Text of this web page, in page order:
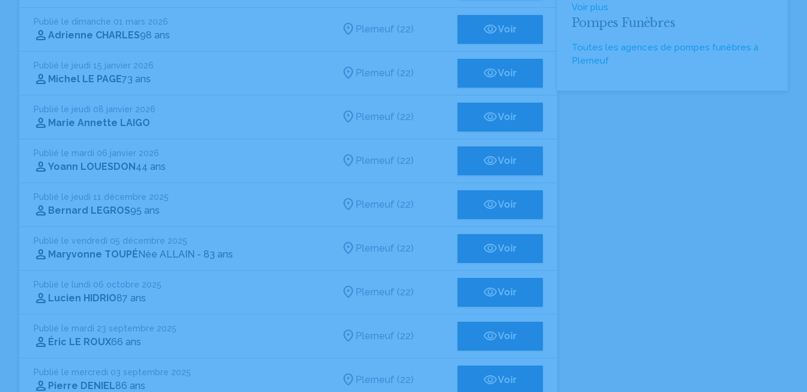
Publié le dimanche 01 mars 2026
Adrienne CHARLES98 ans
Plerneuf (22) Voir
Publié le jeudi 15 janvier 2026
Michel LE PAGE73 ans
Plerneuf (22) Voir
Publié le jeudi 08 janvier 2026
Marie Annette LAIGO
Plerneuf (22) Voir
Publié le mardi 06 janvier 2026
Yoann LOUESDON44 ans
Plerneuf (22) Voir
Publié le jeudi 11 décembre 2025
Bernard LEGROS95 ans
Plerneuf (22) Voir
Publié le vendredi 05 décembre 2025
Maryvonne TOUPÉNée ALLAIN - 83 ans
Plerneuf (22) Voir
Publié le lundi 06 octobre 2025
Lucien HIDRIO87 ans
Plerneuf (22) Voir
Publié le mardi 23 septembre 2025
Éric LE ROUX66 ans
Plerneuf (22) Voir
Publié le mercredi 03 septembre 2025
Pierre DENIEL86 ans
Plerneuf (22) Voir
Voir plus
Pompes Funèbres
Toutes les agences de pompes funèbres à
Plerneuf